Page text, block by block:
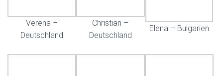
Verena –
Deutschland
Christian –
Deutschland
Elena – Bulgarien